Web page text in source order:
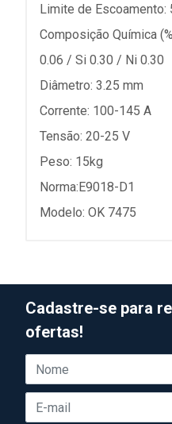
Limite de Escoamento:
Composição Química
0.06 / Si 0.30 / Ni 0.30
Diâmetro: 3.25 mm
Corrente: 100-145 A
Tensão: 20-25 V
Peso: 15kg
Norma:E9018-D1
Modelo: OK 7475
Cadastre-se para
ofertas!